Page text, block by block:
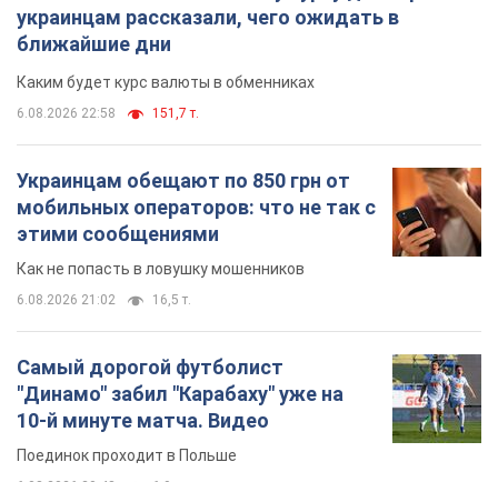
этими сообщениями
Как не попасть в ловушку мошенников
6.08.2026 21:02 16,5 т.
Самый дорогой футболист
"Динамо" забил "Карабаху" уже на
10-й минуте матча. Видео
Поединок проходит в Польше
6.08.2026 20:48 6,9 т.